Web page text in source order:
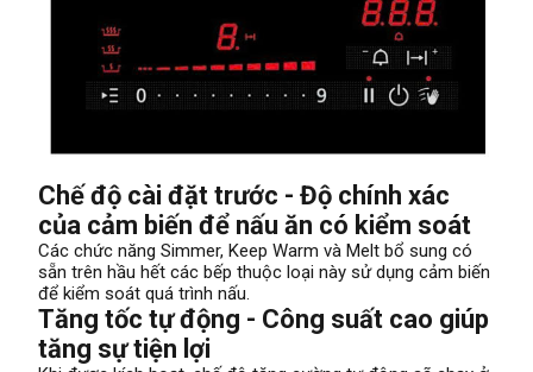
Chế độ cài đặt trước - Độ chính xác
của cảm biến để nấu ăn có kiểm soát
Các chức năng Simmer, Keep Warm và Melt bổ sung có
sẵn trên hầu hết các bếp thuộc loại này sử dụng cảm biến
để kiểm soát quá trình nấu.
Tăng tốc tự động - Công suất cao giúp
tăng sự tiện lợi